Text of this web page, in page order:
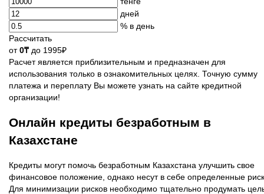
дней
% в день
Рассчитать
от0₸ до 1995₽
Расчет является приблизительным и предназначен для
использования только в ознакомительных целях. Точную сумму
платежа и переплату Вы можете узнать на сайте кредитной
организации!
Онлайн кредиты безработным в
Казахстане
Кредиты могут помочь безработным Казахстана улучшить свое
финансовое положение, однако несут в себе определенные
Для минимизации рисков необходимо тщательно продумать